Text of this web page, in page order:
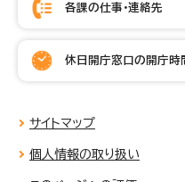
各課の仕事・連絡先
休日開庁窓口の開庁時
サイトマップ
個人情報の取り扱い